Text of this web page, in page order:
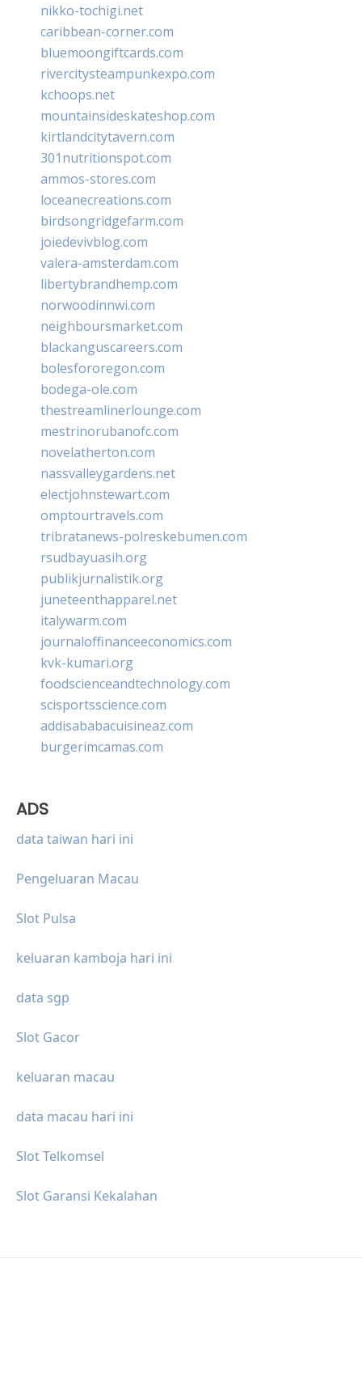
nikko-tochigi.net
caribbean-corner.com
bluemoongiftcards.com
rivercitysteampunkexpo.com
kchoops.net
mountainsideskateshop.com
kirtlandcitytavern.com
301nutritionspot.com
ammos-stores.com
loceanecreations.com
birdsongridgefarm.com
joiedevivblog.com
valera-amsterdam.com
libertybrandhemp.com
norwoodinnwi.com
neighboursmarket.com
blackanguscareers.com
bolesfororegon.com
bodega-ole.com
thestreamlinerlounge.com
mestrinorubanofc.com
novelatherton.com
nassvalleygardens.net
electjohnstewart.com
omptourtravels.com
tribratanews-polreskebumen.com
rsudbayuasih.org
publikjurnalistik.org
juneteenthapparel.net
italywarm.com
journaloffinanceeconomics.com
kvk-kumari.org
foodscienceandtechnology.com
scisportsscience.com
addisababacuisineaz.com
burgerimcamas.com
ADS
data taiwan hari ini
Pengeluaran Macau
Slot Pulsa
keluaran kamboja hari ini
data sgp
Slot Gacor
keluaran macau
data macau hari ini
Slot Telkomsel
Slot Garansi Kekalahan